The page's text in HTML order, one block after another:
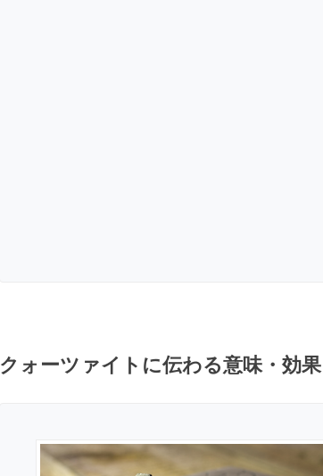
クォーツァイトに伝わる意味・効果